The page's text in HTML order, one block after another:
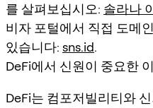
를 살펴보십시오: 솔라나
비자 포털에서 직접 도메
있습니다: sns.id.
DeFi에서 신원이 중요한
DeFi는 컴포저빌리티와